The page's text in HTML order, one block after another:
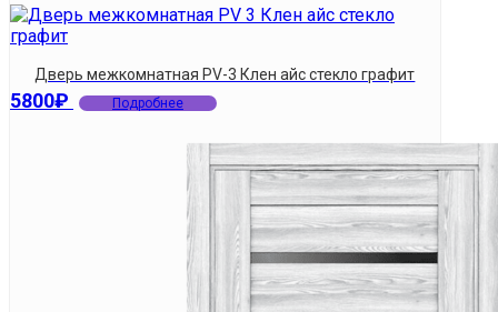
Дверь межкомнатная PV-3 Клен айс стекло графит
5800₽ Подробнее